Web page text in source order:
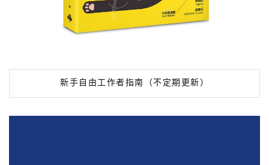
新手自由工作者指南（不定期更新）